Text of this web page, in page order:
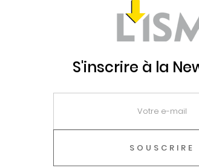
S'inscrire à la